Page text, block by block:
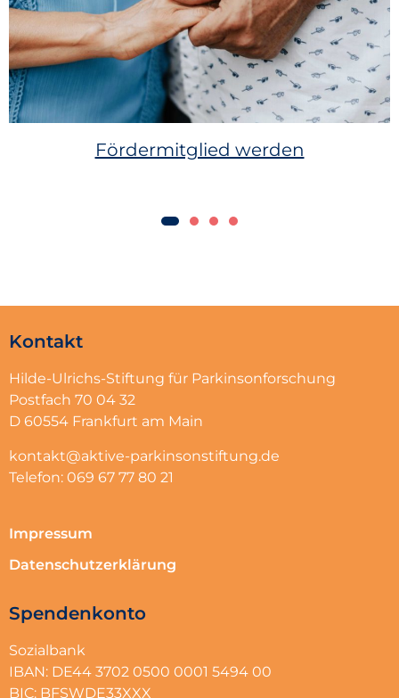
Fördermitglied werden
Kontakt
Hilde-Ulrichs-Stiftung für Parkinsonforschung
Postfach 70 04 32
D 60554 Frankfurt am Main
kontakt@aktive-parkinsonstiftung.de
Telefon: 069 67 77 80 21
Impressum
Datenschutzerklärung
Spendenkonto
Sozialbank
IBAN: DE44 3702 0500 0001 5494 00
BIC: BFSWDE33XXX